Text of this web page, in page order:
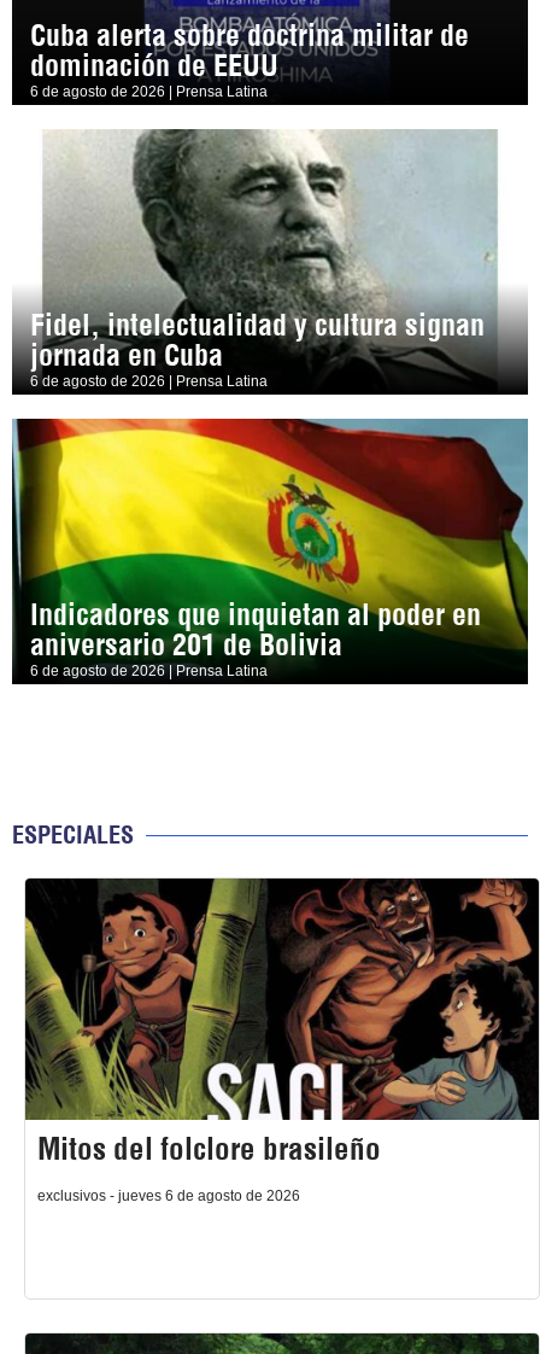
Cuba alerta sobre doctrina militar de
dominación de EEUU
6 de agosto de 2026 | Prensa Latina
Fidel, intelectualidad y cultura signan
jornada en Cuba
6 de agosto de 2026 | Prensa Latina
Indicadores que inquietan al poder en
aniversario 201 de Bolivia
6 de agosto de 2026 | Prensa Latina
ESPECIALES
Mitos del folclore brasileño
exclusivos - jueves 6 de agosto de 2026